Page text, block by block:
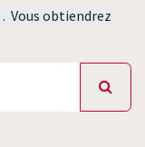
. Vous obtiendrez